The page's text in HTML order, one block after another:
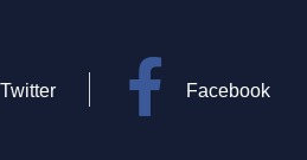
Twitter Facebook